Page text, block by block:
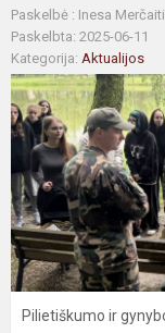
Paskelbė : Inesa
Paskelbta: 2025-06-11
Kategorija: Aktualijos
Pilietiškumo ir